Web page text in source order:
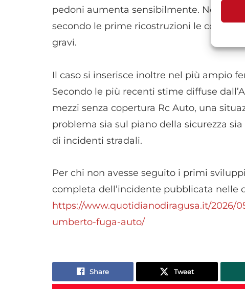
pedoni aumenta sensibilmente. Nella
secondo le prime ricostruzioni le
gravi.
Il caso si inserisce inoltre nel più ampio
Secondo le più recenti stime diffuse
mezzi senza copertura Rc Auto, una
problema sia sul piano della sicurezza
di incidenti stradali.
Per chi non avesse seguito i primi
completa dell’incidente pubblicata nelle
https://www.quotidianodiragusa.it/2026/
umberto-fuga-auto/
Share Tweet